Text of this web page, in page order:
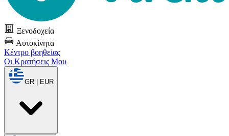
Ξενοδοχεία
Αυτοκίνητα
Κέντρο βοηθείας
Οι Κρατήσεις Μου
GR | EUR